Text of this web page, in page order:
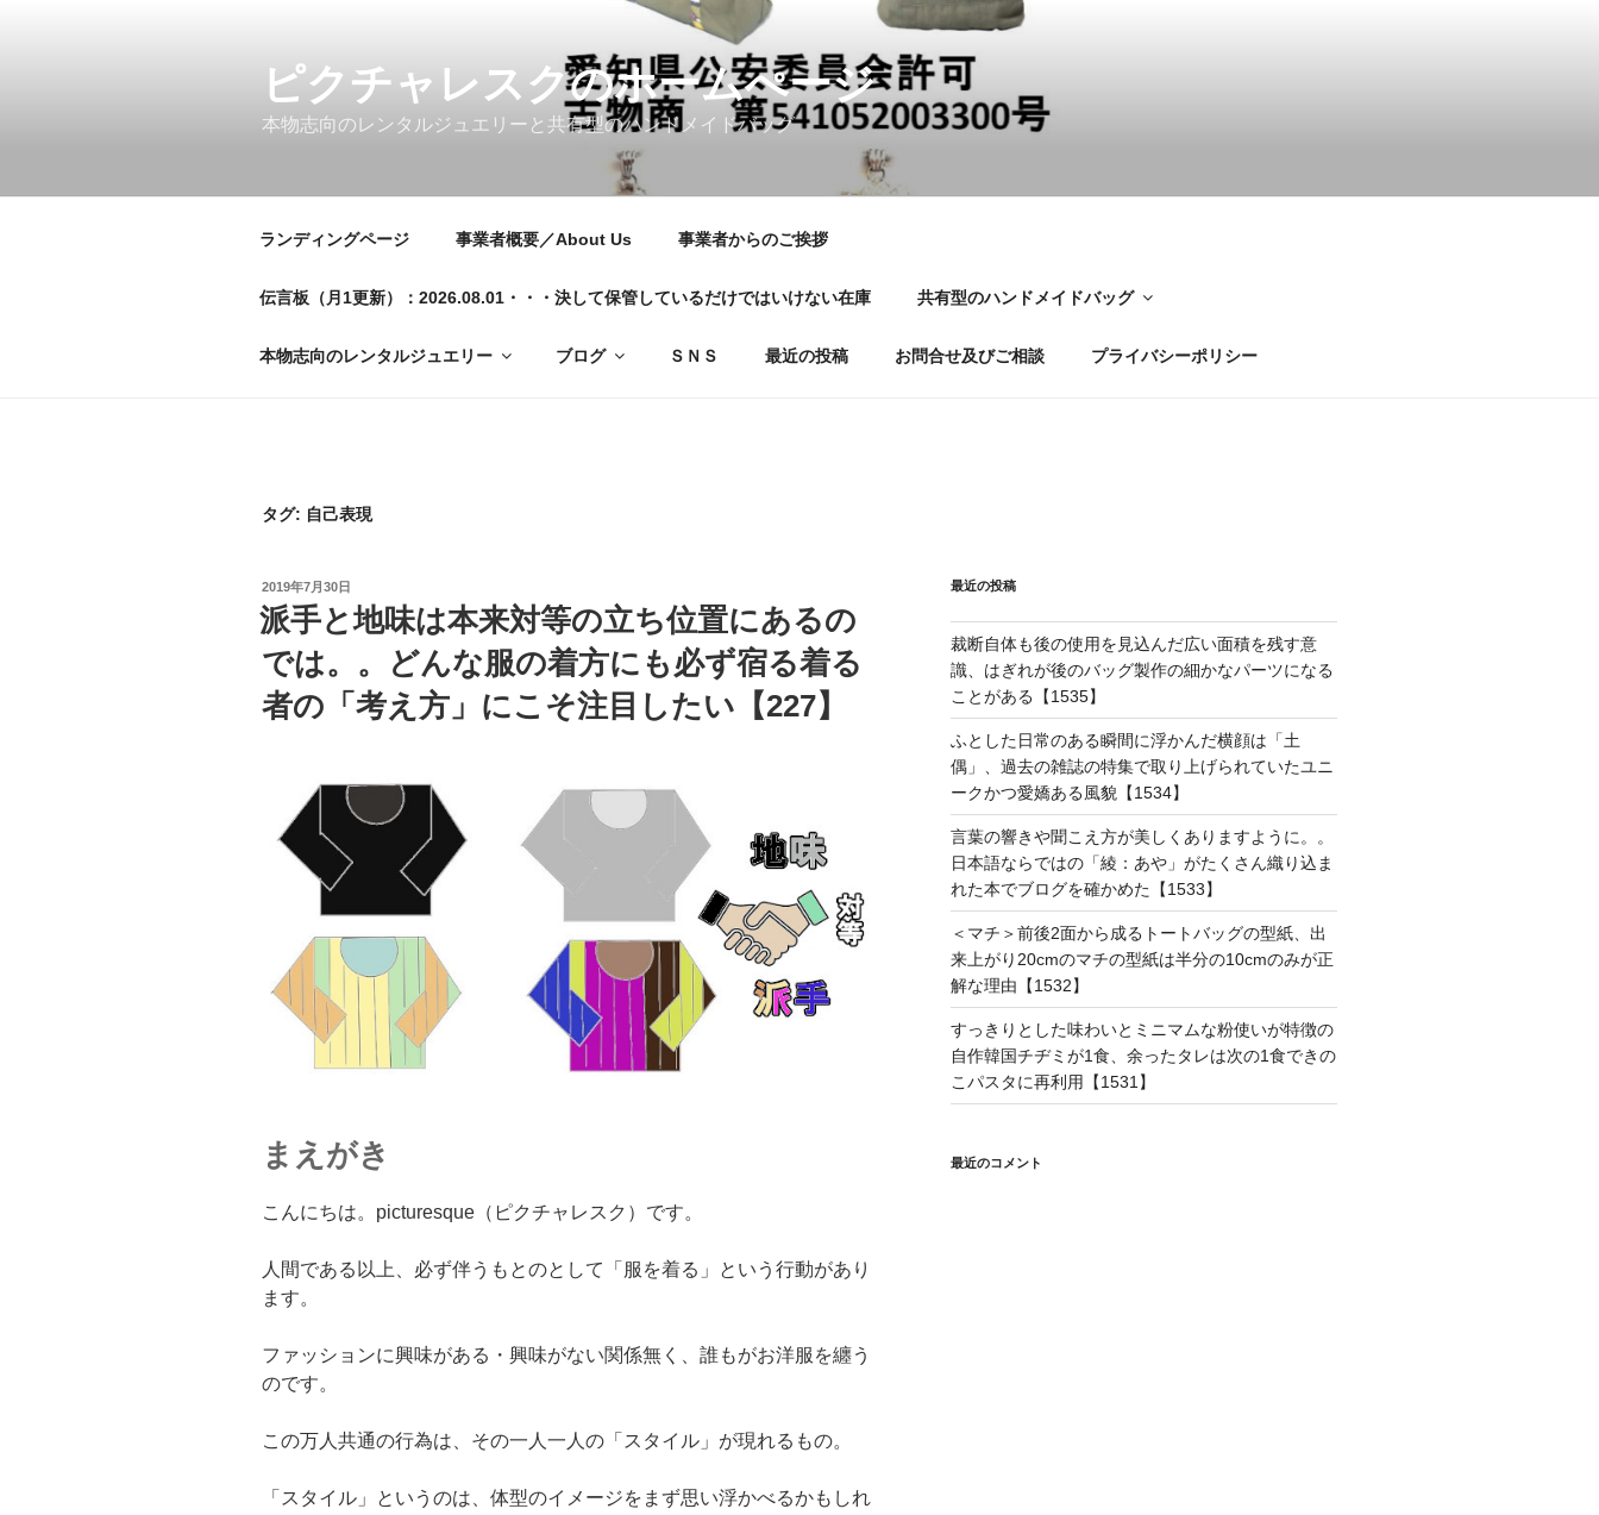
ピクチャレスクのホームぺージ
本物志向のレンタルジュエリーと共有型のハンドメイドバッグ
ランディングページ 事業者概要／About Us 事業者からのご挨拶
伝言板（月1更新）：2026.08.01・・・決して保管しているだけではいけない在庫 共有型のハンドメイドバッグ
本物志向のレンタルジュエリー ブログ ＳＮＳ 最近の投稿 お問合せ及びご相談 プライバシーポリシー
タグ: 自己表現
投
稿
日:
2019年7月30日
派手と地味は本来対等の立ち位置にあるの
では。。どんな服の着方にも必ず宿る着る
者の「考え方」にこそ注目したい【227】
まえがき
こんにちは。picturesque（ピクチャレスク）です。
人間である以上、必ず伴うもとのとして「服を着る」という行動があり
ます。
ファッションに興味がある・興味がない関係無く、誰もがお洋服を纏う
のです。
この万人共通の行為は、その一人一人の「スタイル」が現れるもの。
「スタイル」というのは、体型のイメージをまず思い浮かべるかもしれ
最近の投稿
裁断自体も後の使用を見込んだ広い面積を残す意
識、はぎれが後のバッグ製作の細かなパーツになる
ことがある【1535】
ふとした日常のある瞬間に浮かんだ横顔は「土
偶」、過去の雑誌の特集で取り上げられていたユニ
ークかつ愛嬌ある風貌【1534】
言葉の響きや聞こえ方が美しくありますように。。
日本語ならではの「綾：あや」がたくさん織り込ま
れた本でブログを確かめた【1533】
＜マチ＞前後2面から成るトートバッグの型紙、出
来上がり20cmのマチの型紙は半分の10cmのみが正
解な理由【1532】
すっきりとした味わいとミニマムな粉使いが特徴の
自作韓国チヂミが1食、余ったタレは次の1食できの
こパスタに再利用【1531】
最近のコメント